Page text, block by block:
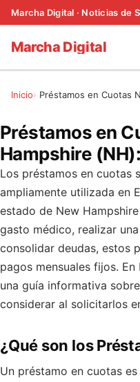
Marcha Digital
Inicio Préstamos en Cuotas
Préstamos en
Hampshire
Los préstamos en cuotas
ampliamente utilizada en
estado de New
gasto médico, realizar
consolidar deudas, estos
pagos mensuales fijos.
una guía informativa
considerar al solicitarlos
¿Qué son los
Un préstamo en cuotas